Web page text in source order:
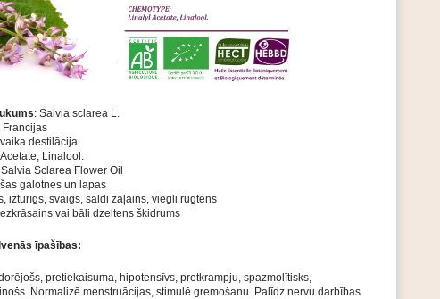
: Salvia sclarea L.
Francijas
destilācija
Linalool.
Salvia Sclarea Flower Oil
galotnes un lapas
izturīgs, svaigs, saldi zāļains, viegli rūgtens
vai bāli dzeltens šķidrums
īpašības:
pretiekaisuma, hipotensīvs, pretkrampju, spazmolītisks,
Normalizē menstruācijas, stimulē gremošanu. Palīdz nervu darbības